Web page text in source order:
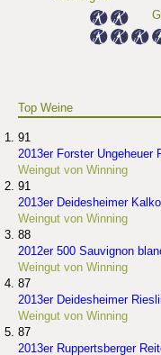
Top Weine
91
2013er Forster Ungeheuer
Weingut von Winning
91
2013er Deidesheimer
Weingut von Winning
88
2012er 500 Sauvignon
Weingut von Winning
87
2013er Deidesheimer
Weingut von Winning
87
2013er Ruppertsberger